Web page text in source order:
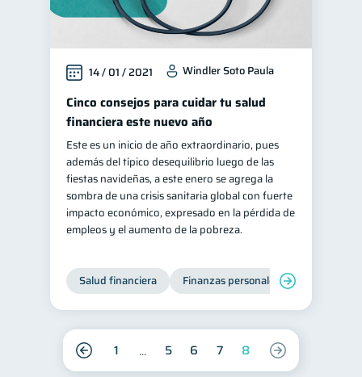
14 / 01 / 2021 Windler Soto Paula
Cinco consejos para cuidar tu salud
financiera este nuevo año
Este es un inicio de año extraordinario, pues
además del típico desequilibrio luego de las
fiestas navideñas, a este enero se agrega la
sombra de una crisis sanitaria global con fuerte
impacto económico, expresado en la pérdida de
empleos y el aumento de la pobreza.
Salud financiera Finanzas personales
1 5 6 7 8